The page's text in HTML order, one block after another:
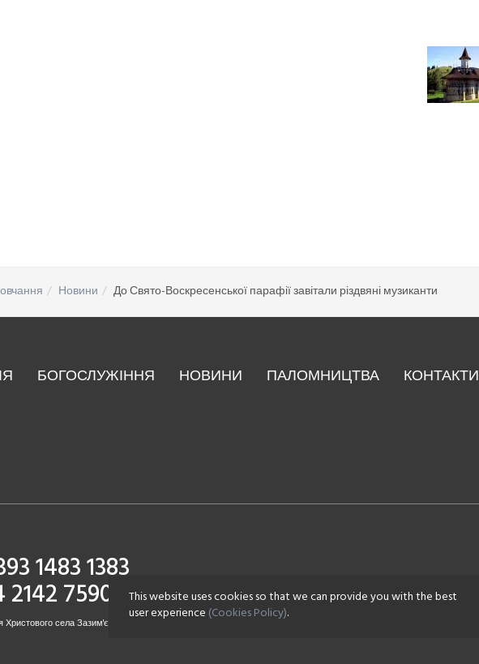
Новини До Свято-Воскресенської парафії завітали різдвяні музиканти
БОГОСЛУЖІННЯ НОВИНИ ПАЛОМНИЦТВА КОНТАКТИ
1483 1383
2142 7590
села Зазим'є. Всі права захищені.
This website uses cookies so that we can provide you with the best
user experience (Cookies Policy).